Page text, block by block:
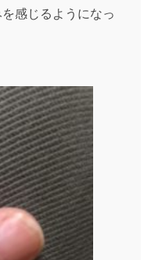
感じるようになっ